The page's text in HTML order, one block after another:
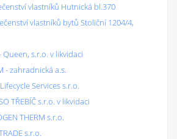
vlastníků Hutnická bl.370
vlastníků bytů Stoliční 1204/4,
Queen, s.r.o. v likvidaci
- zahradnická a.s.
Services s.r.o.
TŘEBÍČ s.r.o. v likvidaci
THERM s.r.o.
s.r.o.